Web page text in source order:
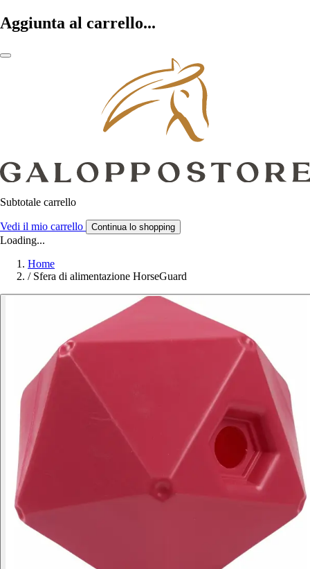
Aggiunta al carrello...
Subtotale carrello
Vedi il mio carrello Continua lo shopping
Loading...
Home
/ Sfera di alimentazione HorseGuard